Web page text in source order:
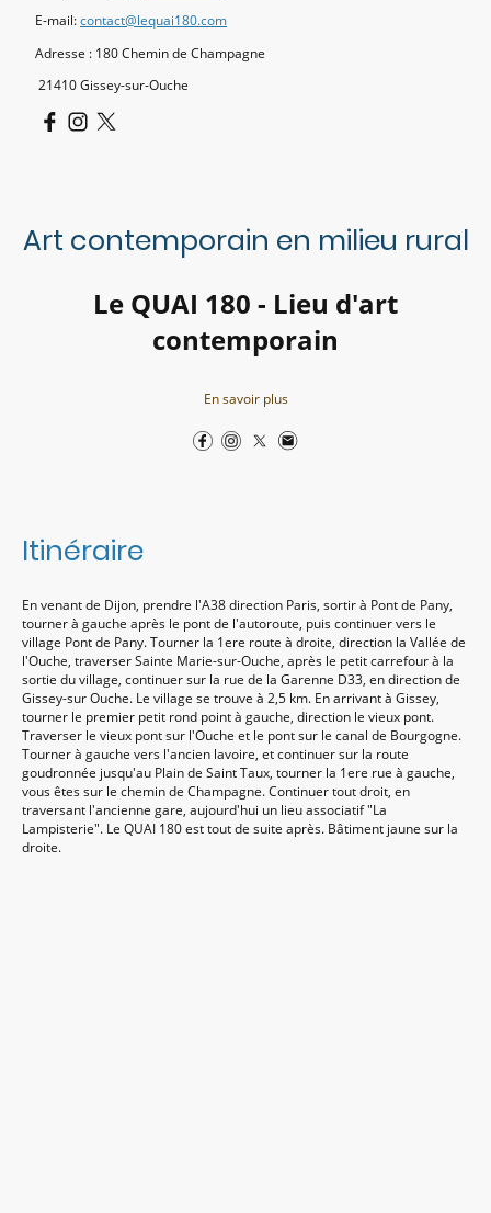
E-mail:contact@lequai180.com
Adresse : 180 Chemin de Champagne
21410 Gissey-sur-Ouche
Art contemporain en milieu rural
Le QUAI 180 - Lieu d'art
contemporain
En savoir plus
Itinéraire
En venant de Dijon, prendre l'A38 direction Paris, sortir à Pont de Pany,
tourner à gauche après le pont de l'autoroute, puis continuer vers le
village Pont de Pany. Tourner la 1ere route à droite, direction la Vallée de
l'Ouche, traverser Sainte Marie-sur-Ouche, après le petit carrefour à la
sortie du village, continuer sur la rue de la Garenne D33, en direction de
Gissey-sur Ouche. Le village se trouve à 2,5 km. En arrivant à Gissey,
tourner le premier petit rond point à gauche, direction le vieux pont.
Traverser le vieux pont sur l'Ouche et le pont sur le canal de Bourgogne.
Tourner à gauche vers l'ancien lavoire, et continuer sur la route
goudronnée jusqu'au Plain de Saint Taux, tourner la 1ere rue à gauche,
vous êtes sur le chemin de Champagne. Continuer tout droit, en
traversant l'ancienne gare, aujourd'hui un lieu associatif "La
Lampisterie". Le QUAI 180 est tout de suite après. Bâtiment jaune sur la
droite.